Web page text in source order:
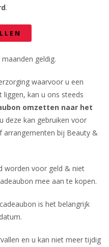
.
geldig.
waarvoor u een
kan u ons steeds
omzetten naar het
deze kan gebruiken voor
arrangementen bij Beauty &
worden voor geld & niet
mee aan te kopen.
is het belangrijk
en u kan niet meer tijdig